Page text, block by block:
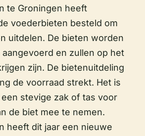
te Groningen heeft
voederbieten besteld om
uitdelen. De bieten worden
en zullen op het
zijn. De bietenuitdeling
de voorraad strekt. Het is
stevige zak of tas voor
de biet mee te nemen.
heeft dit jaar een nieuwe